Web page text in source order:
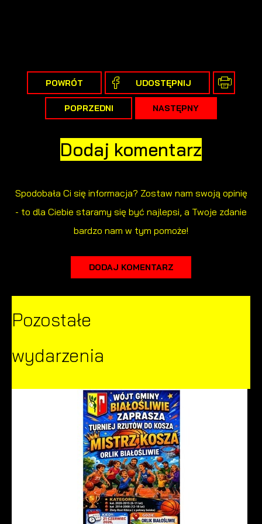
POWRÓT UDOSTĘPNIJ
POPRZEDNI NASTĘPNY
Dodaj komentarz
Spodobała Ci się informacja? Zostaw nam swoją opinię
- to dla Ciebie staramy się być najlepsi, a Twoje zdanie
bardzo nam w tym pomoże!
DODAJ KOMENTARZ
Pozostałe
wydarzenia